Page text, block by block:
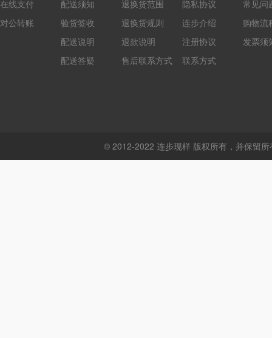
在线支付
对公转账
配送须知
验货签收
配送说明
配送答疑
退换货范围
退换货规则
退款说明
售后联系方式
隐私协议
连步介绍
注册协议
联系方式
常见问
购物流
发票须
© 2012-2022 连步现样 版权所有，并保留